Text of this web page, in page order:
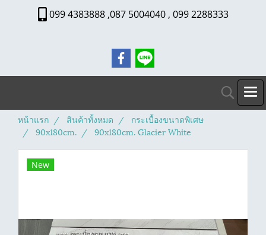
099 4383888 ,087 5004040 , 099 2288333
หน้าแรก สินค้าทั้งหมด
กระเบื้องขนาดพิเศษ
90x180cm.
90x180cm. Glacier White
New